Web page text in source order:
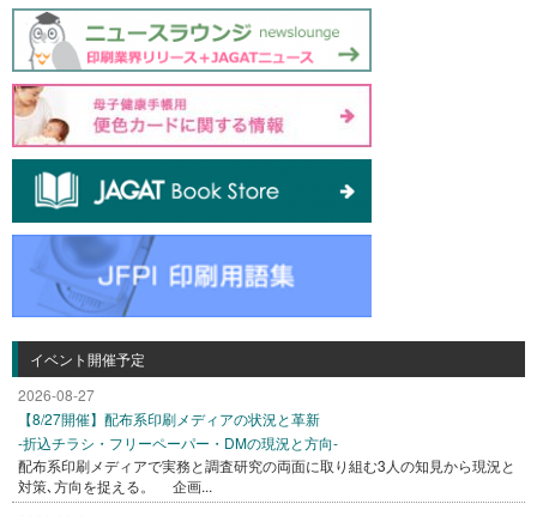
イベント開催予定
2026-08-27
【8/27開催】配布系印刷メディアの状況と革新
-折込チラシ・フリーペーパー・DMの現況と方向-
配布系印刷メディアで実務と調査研究の両面に取り組む3人の知見から現況と
対策､方向を捉える。 企画...